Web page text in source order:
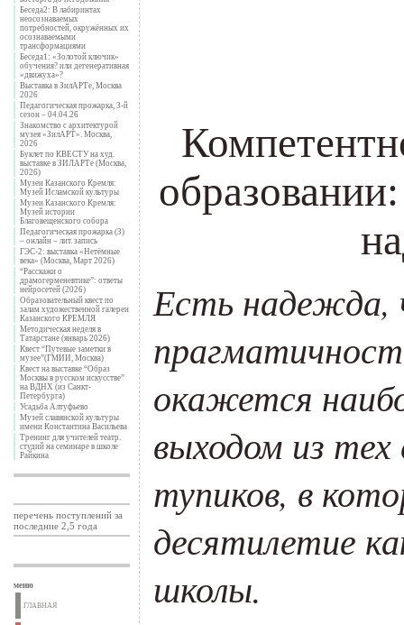
Беседа2: В лабиринтах
неосознаваемых
потребностей, окружённых их
осознаваемыми
трансформациями
Беседа1: «Золотой ключик»
обучения? или дегенеративная
«движуха»?
Выставка в ЗилАРТе, Москва
2026
Педагогическая прожарка, 3-й
сезон – 04.04.26
Знакомство с архитектурой
музея «ЗилАРТ». Москва,
2026
Буклет по КВЕСТУ на худ.
выставке в ЗИЛАРТе (Москва,
2026)
Музеи Казанского Кремля:
Музей Исламской культуры
Музеи Казанского Кремля:
Музей истории
Благовещенского собора
Педагогическая прожарка (3)
– онлайн – лит. запись
ГЭС-2: выставка «Нетёмные
века» (Москва, Март 2026)
“Расскажи о
драмогерменевтике”: ответы
нейросетей (2026)
Образовательный квест по
залам художественной галереи
Казанского КРЕМЛЯ
Методическая неделя в
Татарстане (январь 2026)
Квест “Путевые заметки в
музее”(ГМИИ, Москва)
Квест на выставке “Образ
Москвы в русском искусстве”
на ВДНХ (из Санкт-
Петербурга)
Усадьба Алтуфьево
Музей славянской культуры
имени Константина Васильева
Тренинг для учителей театр.
студий на семинаре в школе
Райкина
перечень поступлений за
последние 2,5 года
меню
ГЛАВНАЯ
Есть надежда,
окажется
выходом из
тупиков, в
десятилетие
школы.